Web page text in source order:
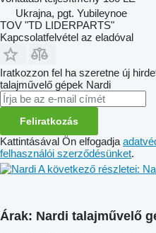
Ukrajna, pgt. Yubileynoe
TOV "TD LIDERPARTS"
Kapcsolatfelvétel az eladóval
Iratkozzon fel ha szeretne új
talajművelő gépek Nardi
Feliratkozás
Kattintásával Ön elfogadja
felhasználói szerződésünket.
A következő részletei:
Árak: Nardi talajművelő